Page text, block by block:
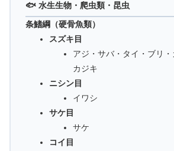
🐟 水生生物・爬虫類・昆虫
条鰭綱（硬骨魚類）
スズキ目
アジ・サバ・タイ・ブリ・
カジキ
ニシン目
イワシ
サケ目
サケ
コイ目